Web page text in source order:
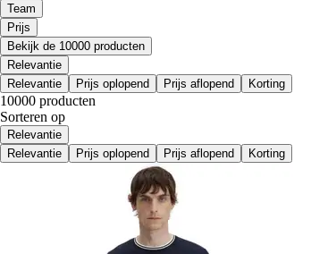
Team
Prijs
Bekijk de 10000 producten
Relevantie
Relevantie
Prijs oplopend Prijs aflopend Korting
10000 producten
Sorteren op
Relevantie
Relevantie
Prijs oplopend Prijs aflopend Korting